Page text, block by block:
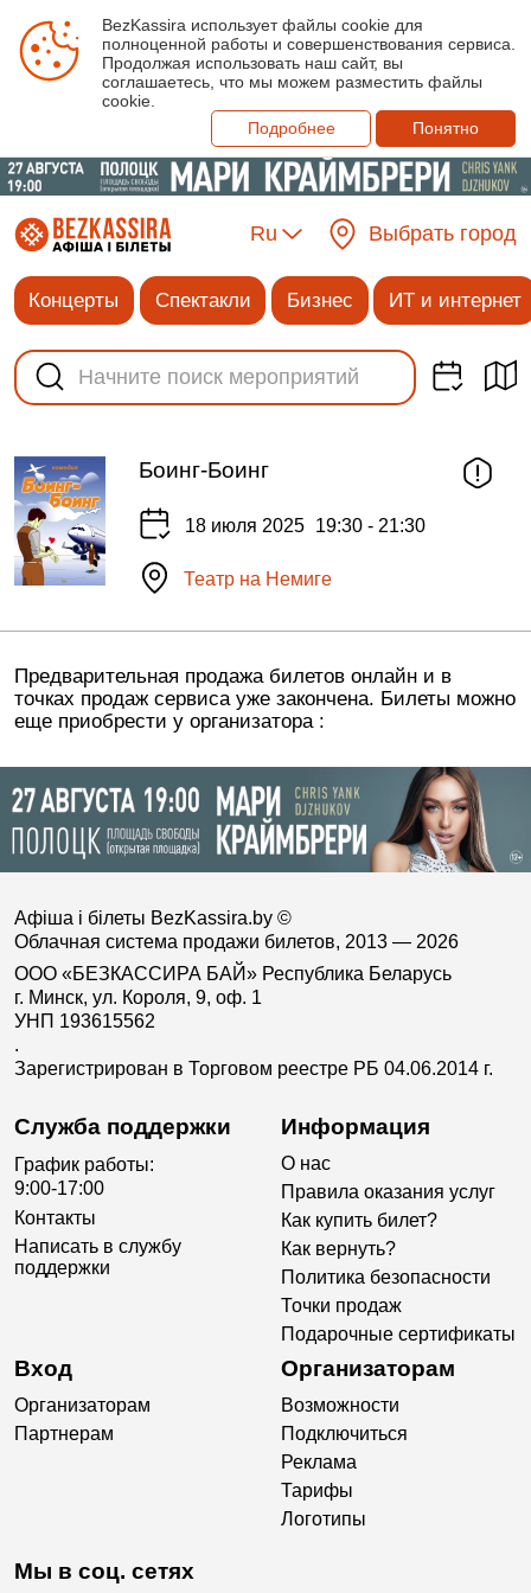
BezKassira использует файлы cookie для
полноценной работы и совершенствования сервиса.
Продолжая использовать наш сайт, вы
соглашаетесь, что мы можем разместить файлы
cookie.
Подробнее
Понятно
Ru Выбрать город
Концерты Спектакли Бизнес ИТ и интернет
Боинг-Боинг
18 июля 2025 19:30 - 21:30
Театр на Немиге
Предварительная продажа билетов онлайн и в
точках продаж сервиса уже закончена. Билеты можно
еще приобрести у организатора :
Афіша і білеты BezKassira.by ©
Облачная система продажи билетов, 2013 — 2026
ООО «БЕЗКАССИРА БАЙ» Республика Беларусь
г. Минск, ул. Короля, 9, оф. 1
УНП 193615562
.
Зарегистрирован в Торговом реестре РБ 04.06.2014 г.
Служба поддержки
График работы:
9:00-17:00
Контакты
Написать в службу
поддержки
Информация
О нас
Правила оказания услуг
Как купить билет?
Как вернуть?
Политика безопасности
Точки продаж
Подарочные сертификаты
Вход
Организаторам
Партнерам
Организаторам
Возможности
Подключиться
Реклама
Тарифы
Логотипы
Мы в соц. сетях